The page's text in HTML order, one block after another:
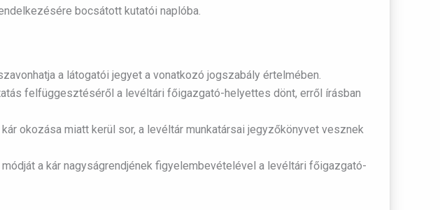
bocsátott kutatói naplóba.
a látogatói jegyet a vonatkozó jogszabály értelmében.
felfüggesztéséről a levéltári főigazgató-helyettes dönt, erről írásban
okozása miatt kerül sor, a levéltár munkatársai jegyzőkönyvet vesznek
a kár nagyságrendjének figyelembevételével a levéltári főigazgató-